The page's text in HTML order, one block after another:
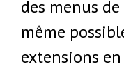
des menus
même
extensions